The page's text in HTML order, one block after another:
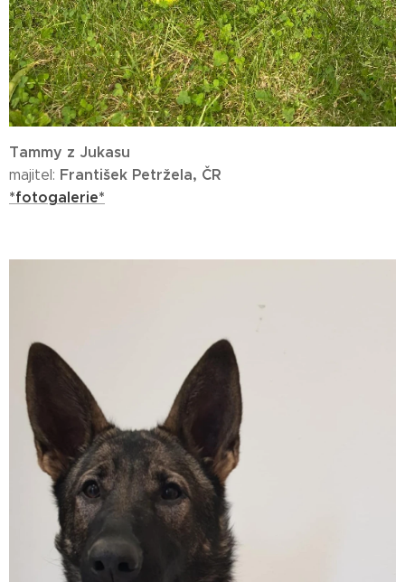
Tammy z Jukasu
majitel: František Petržela, ČR
*fotogalerie*